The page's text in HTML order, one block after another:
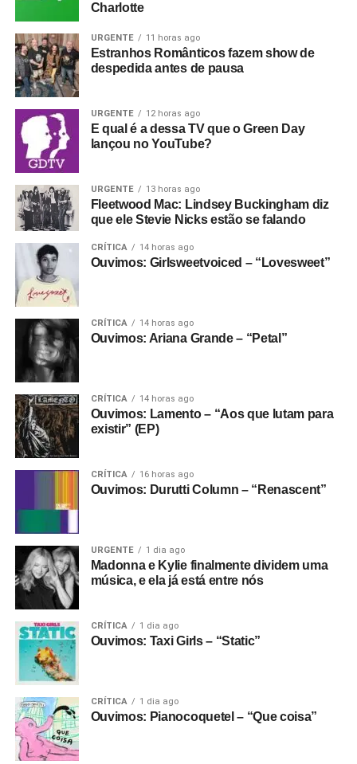
Charlotte
URGENTE 11 horas ago
Estranhos Românticos fazem show de
despedida antes de pausa
URGENTE 12 horas ago
E qual é a dessa TV que o Green Day
lançou no YouTube?
URGENTE 13 horas ago
Fleetwood Mac: Lindsey Buckingham diz
que ele Stevie Nicks estão se falando
CRÍTICA 14 horas ago
Ouvimos: Girlsweetvoiced – “Lovesweet”
CRÍTICA 14 horas ago
Ouvimos: Ariana Grande – “Petal”
CRÍTICA 14 horas ago
Ouvimos: Lamento – “Aos que lutam para
existir” (EP)
CRÍTICA 16 horas ago
Ouvimos: Durutti Column – “Renascent”
URGENTE 1 dia ago
Madonna e Kylie finalmente dividem uma
música, e ela já está entre nós
CRÍTICA 1 dia ago
Ouvimos: Taxi Girls – “Static”
CRÍTICA 1 dia ago
Ouvimos: Pianocoquetel – “Que coisa”